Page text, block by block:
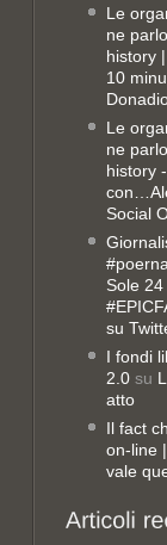
Le
ne
history
10
Le
ne
history
Social
Sole
su
I fondi
2.0 su
atto
Il fact
on-line
vale